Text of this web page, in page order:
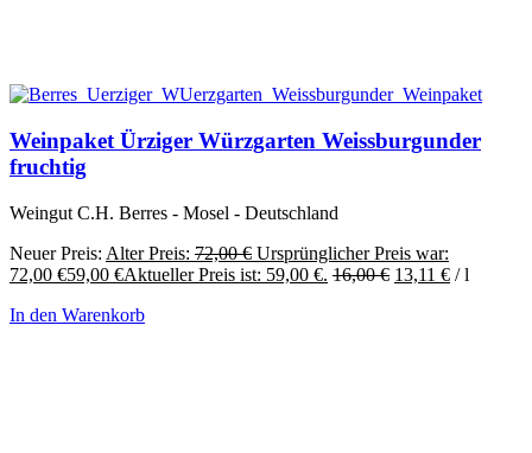
Weinpaket Ürziger Würzgarten Weissburgunder
fruchtig
Weingut C.H. Berres - Mosel - Deutschland
Neuer Preis: Alter Preis: 72,00€ Ursprünglicher Preis war:
72,00 €59,00 €Aktueller Preis ist: 59,00 €. 16,00€ 13,11 € /l
In den Warenkorb